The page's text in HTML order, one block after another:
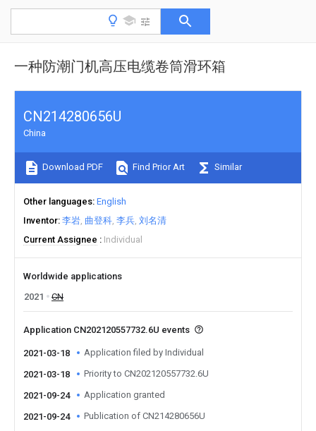
一种防潮门机高压电缆卷筒滑环箱
CN214280656U
China
Download PDF Find Prior Art Similar
Other languages English
Inventor 李岩 曲登科 李兵 刘名清
Current Assignee
Individual
Worldwide applications
2021
CN
Application CN202120557732.6U events
2021-03-18 Application filed by Individual
2021-03-18 Priority to CN202120557732.6U
2021-09-24 Application granted
2021-09-24 Publication of CN214280656U